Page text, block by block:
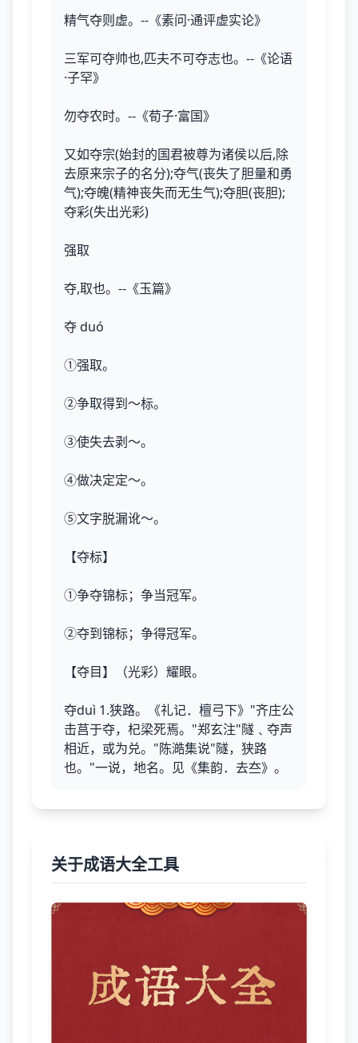
精气夺则虚。--《素问·通评虚实论》
三军可夺帅也,匹夫不可夺志也。--《论语
·子罕》
勿夺农时。--《荀子·富国》
又如夺宗(始封的国君被尊为诸侯以后,除
去原来宗子的名分);夺气(丧失了胆量和勇
气);夺魄(精神丧失而无生气);夺胆(丧胆);
夺彩(失出光彩)
强取
夺,取也。--《玉篇》
夺 duó
①强取。
②争取得到～标。
③使失去剥～。
④做决定定～。
⑤文字脱漏讹～。
【夺标】
①争夺锦标；争当冠军。
②夺到锦标；争得冠军。
【夺目】（光彩）耀眼。
夺duì 1.狭路。《礼记．檀弓下》"齐庄公
击莒于夺，杞梁死焉。"郑玄注"隧﹑夺声
相近，或为兑。"陈澔集说"隧，狭路
也。"一说，地名。见《集韵．去夳》。
关于成语大全工具